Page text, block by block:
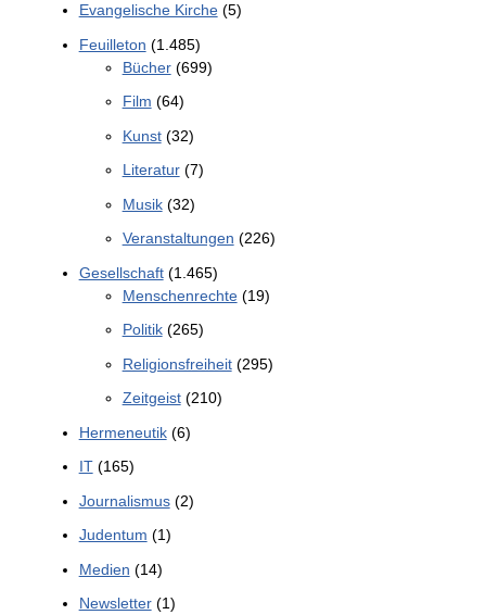
Evangelische Kirche(5)
Feuilleton (1.485)
Bücher(699)
Film (64)
Kunst(32)
Literatur(7)
Musik(32)
Veranstaltungen (226)
Gesellschaft(1.465)
Menschenrechte(19)
Politik(265)
Religionsfreiheit(295)
Zeitgeist(210)
Hermeneutik(6)
IT(165)
Journalismus(2)
Judentum (1)
Medien (14)
Newsletter(1)